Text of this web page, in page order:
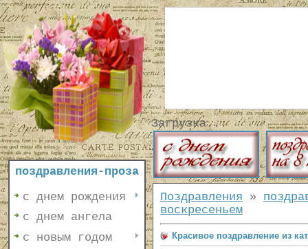
поздравления-проза
с днем рождения
с днем ангела
с новым годом
Загрузка...
Поздравления »
воскресеньем
Красивое поздравление из